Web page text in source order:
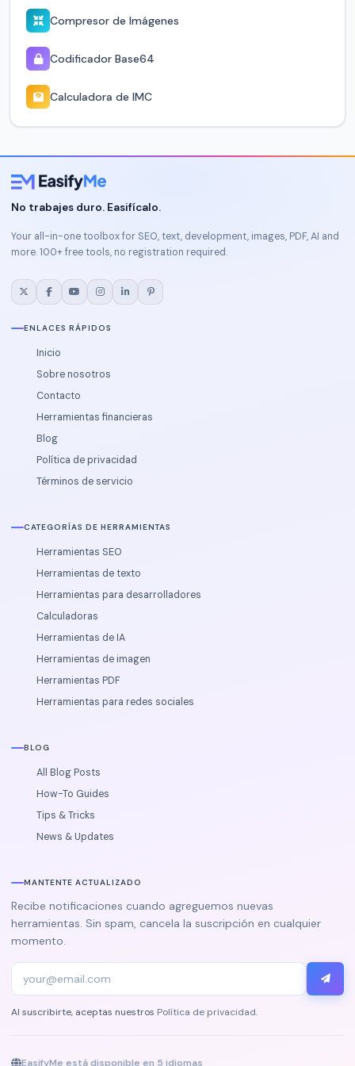
Compresor de Imágenes
Codificador Base64
Calculadora de IMC
No trabajes duro. Easifícalo.
Your all-in-one toolbox for SEO, text, development, images, PDF, AI and
more. 100+ free tools, no registration required.
ENLACES RÁPIDOS
Inicio
Sobre nosotros
Contacto
Herramientas financieras
Blog
Política de privacidad
Términos de servicio
CATEGORÍAS DE HERRAMIENTAS
Herramientas SEO
Herramientas de texto
Herramientas para desarrolladores
Calculadoras
Herramientas de IA
Herramientas de imagen
Herramientas PDF
Herramientas para redes sociales
BLOG
All Blog Posts
How-To Guides
Tips & Tricks
News & Updates
MANTENTE ACTUALIZADO
Recibe notificaciones cuando agreguemos nuevas
herramientas. Sin spam, cancela la suscripción en cualquier
momento.
Al suscribirte, aceptas nuestros Política de privacidad.
EasifyMe está disponible en 5 idiomas